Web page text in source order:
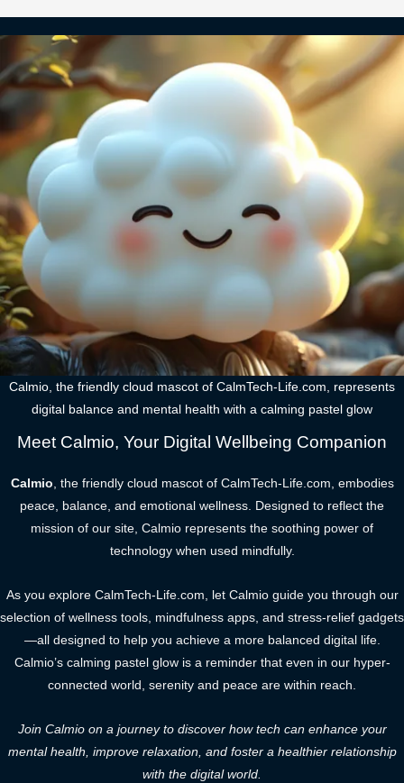
Calmio, the friendly cloud mascot of CalmTech-Life.com, represents
digital balance and mental health with a calming pastel glow
Meet Calmio, Your Digital Wellbeing Companion
Calmio, the friendly cloud mascot of CalmTech-Life.com, embodies
peace, balance, and emotional wellness. Designed to reflect the
mission of our site, Calmio represents the soothing power of
technology when used mindfully.
As you explore CalmTech-Life.com, let Calmio guide you through our
selection of wellness tools, mindfulness apps, and stress-relief gadgets
—all designed to help you achieve a more balanced digital life.
Calmio’s calming pastel glow is a reminder that even in our hyper-
connected world, serenity and peace are within reach.
Join Calmio on a journey to discover how tech can enhance your
mental health, improve relaxation, and foster a healthier relationship
with the digital world.